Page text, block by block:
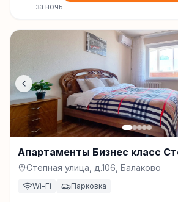
за ночь
Апартаменты Бизнес класс
Степная улица, д.106, Балаково
Wi-Fi Парковка